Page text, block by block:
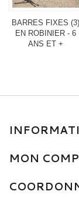
BARRES FIXES (3)
EN ROBINIER - 6
ANS ET +
MON